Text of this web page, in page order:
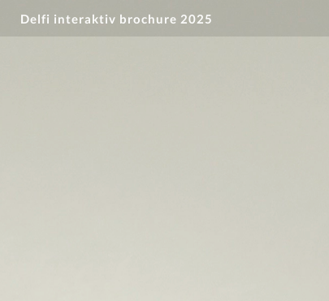
Delfi interaktiv brochure 2025